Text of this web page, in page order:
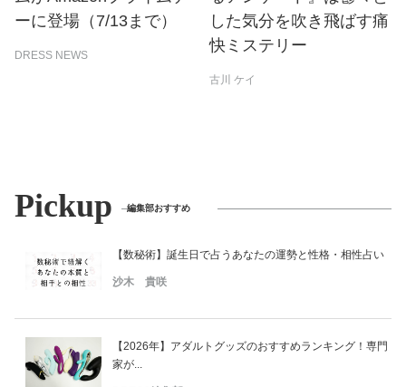
ーに登場（7/13まで）
DRESS NEWS
した気分を吹き飛ばす痛
快ミステリー
古川 ケイ
Pickup 編集部おすすめ
【数秘術】誕生日で占うあなたの運勢と性格・相性占い
沙木 貴咲
【2026年】アダルトグッズのおすすめランキング！専門
家が...